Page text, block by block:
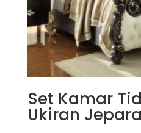
Set Kamar
Ukiran Jepara